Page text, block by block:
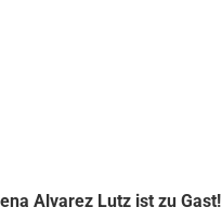
Alvarez Lutz ist zu Gast!